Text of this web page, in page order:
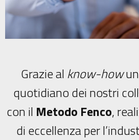
Grazie al know-how
quotidiano dei nostri
con il Metodo Fenco,
di eccellenza per